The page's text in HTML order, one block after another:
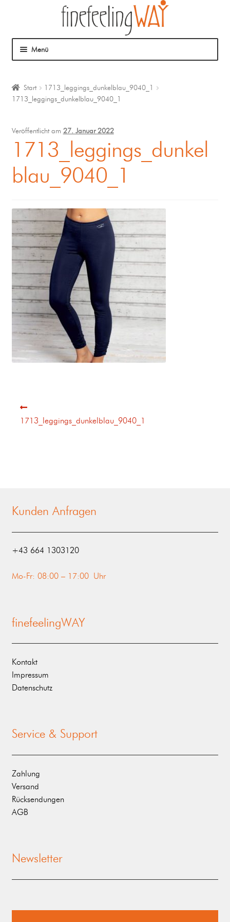
Menü
Mein Angebot
Coaching
Klangmassage
Start
1713_leggings_dunkelblau_9040_1
1713_leggings_dunkelblau_9040_1
Veröffentlicht am 27. Januar 2022
1713_leggings_dunkel
blau_9040_1
1713_leggings_dunkelblau_9040_1
Kunden Anfragen
‭+43 664 1303120‬
Mo-Fr: 08:00 – 17:00 Uhr
finefeelingWAY
Kontakt
Impressum
Datenschutz
Service & Support
Zahlung
Versand
Rücksendungen
AGB
Newsletter